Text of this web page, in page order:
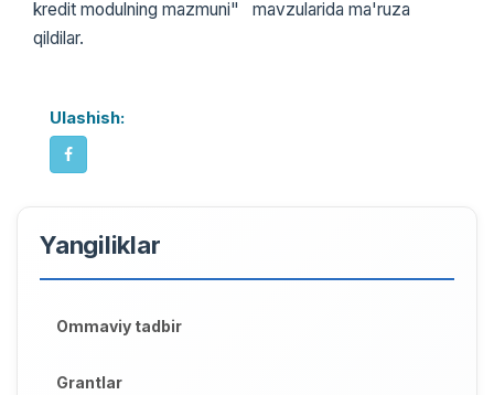
kredit modulning mazmuni" mavzularida ma'ruza
qildilar.
Ulashish:
Yangiliklar
Ommaviy tadbir
Grantlar